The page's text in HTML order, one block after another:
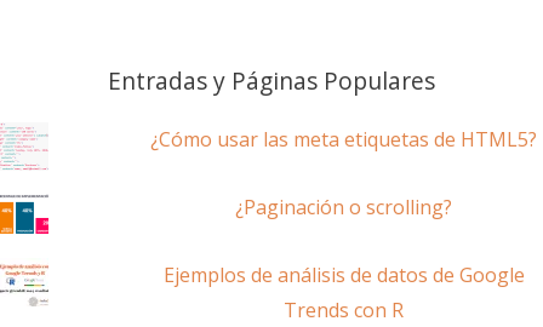
Entradas y Páginas Populares
¿Cómo usar las meta etiquetas de HTML5?
¿Paginación o scrolling?
Ejemplos de análisis de datos de Google
Trends con R